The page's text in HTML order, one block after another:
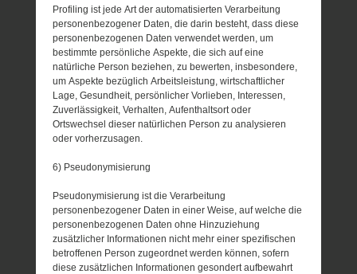
Profiling ist jede Art der automatisierten Verarbeitung
personenbezogener Daten, die darin besteht, dass diese
personenbezogenen Daten verwendet werden, um
bestimmte persönliche Aspekte, die sich auf eine
natürliche Person beziehen, zu bewerten, insbesondere,
um Aspekte bezüglich Arbeitsleistung, wirtschaftlicher
Lage, Gesundheit, persönlicher Vorlieben, Interessen,
Zuverlässigkeit, Verhalten, Aufenthaltsort oder
Ortswechsel dieser natürlichen Person zu analysieren
oder vorherzusagen.
6) Pseudonymisierung
Pseudonymisierung ist die Verarbeitung
personenbezogener Daten in einer Weise, auf welche die
personenbezogenen Daten ohne Hinzuziehung
zusätzlicher Informationen nicht mehr einer spezifischen
betroffenen Person zugeordnet werden können, sofern
diese zusätzlichen Informationen gesondert aufbewahrt